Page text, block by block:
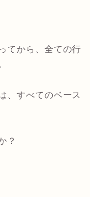
てから、全ての行
、すべてのベース
？